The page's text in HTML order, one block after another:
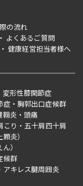
の流れ
よくあるご質問
健康経営担当者様へ
変形性膝関節症
症
胸郭出口症候群
鞘炎
頭痛
こり
五十肩四十肩
炎）
）
候群
アキレス腱周囲炎